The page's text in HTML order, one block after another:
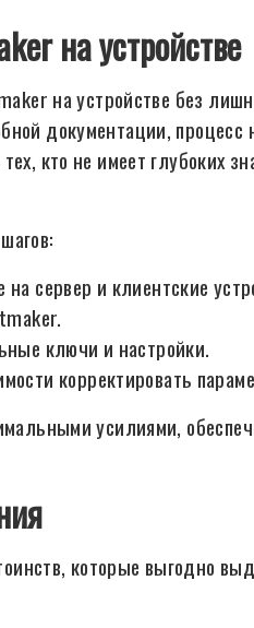
на устройстве
на устройстве без
документации, процесс
кто не имеет глубоких
сервер и клиентские
ключи и настройки.
корректировать
усилиями,
которые выгодно